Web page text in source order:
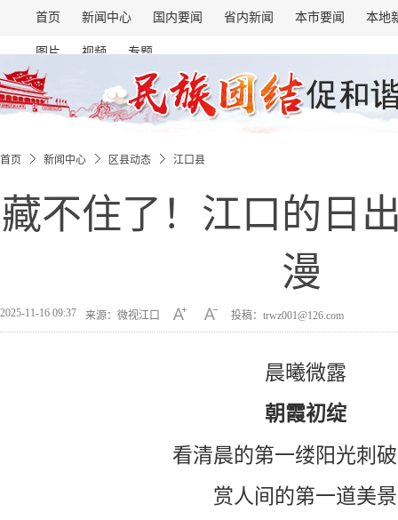
首页 新闻中心 国内要闻 省内新闻 本市要闻 本地
图片 视频 专题
首页 新闻中心 区县动态 江口县
藏不住了！江口的日
漫
2025-11-16 09:37 来源：微视江口 投稿：trwz001@126.com
晨曦微露
朝霞初绽
看清晨的第一缕阳光刺
赏人间的第一道美景